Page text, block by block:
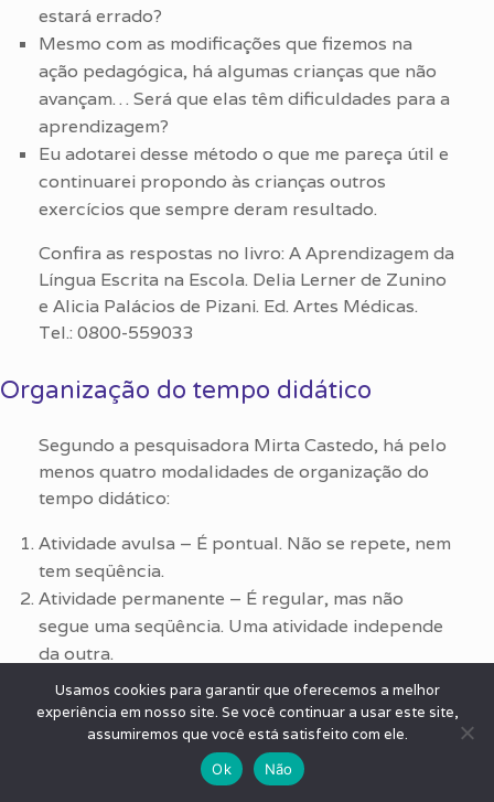
estará errado?
Mesmo com as modificações que fizemos na
ação pedagógica, há algumas crianças que não
avançam… Será que elas têm dificuldades para a
aprendizagem?
Eu adotarei desse método o que me pareça útil e
continuarei propondo às crianças outros
exercícios que sempre deram resultado.
Confira as respostas no livro: A Aprendizagem da
Língua Escrita na Escola. Delia Lerner de Zunino
e Alicia Palácios de Pizani. Ed. Artes Médicas.
Tel.: 0800-559033
Organização do tempo didático
Segundo a pesquisadora Mirta Castedo, há pelo
menos quatro modalidades de organização do
tempo didático:
Atividade avulsa – É pontual. Não se repete, nem
tem seqüência.
Atividade permanente – É regular, mas não
segue uma seqüência. Uma atividade independe
da outra.
Seqüência – É uma série de atividades que
seguem uma ordem obrigatória. A nova
aprendizagem depende da anterior.
Projeto – Seqüência de atividades que, além de
seguir uma ordem obrigatória, sempre tem como
Usamos cookies para garantir que oferecemos a melhor
experiência em nosso site. Se você continuar a usar este site,
assumiremos que você está satisfeito com ele.
Ok Não